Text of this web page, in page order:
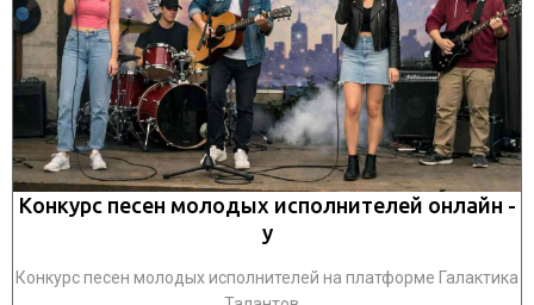
Конкурс песен молодых исполнителей онлайн -
у
Конкурс песен молодых исполнителей на платформе Галактика